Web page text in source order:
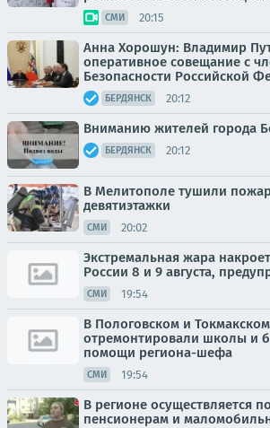
СМИ 20:15
Анна Хорошун: Владимир
оперативное совещание с
Безопасности Российской
БЕРДЯНСК 20:12
Вниманию жителей города
БЕРДЯНСК 20:12
В Мелитополе тушили
девятиэтажки
СМИ 20:02
Экстремальная жара
России 8 и 9 августа,
СМИ 19:54
В Пологовском и
отремонтировали школы и
помощи региона-шефа
СМИ 19:54
В регионе осуществляется
пенсионерам и